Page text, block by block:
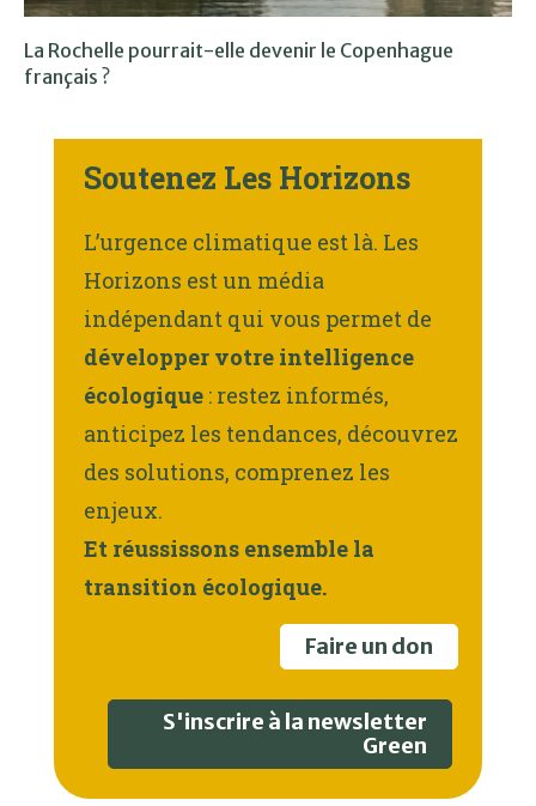
La Rochelle pourrait-elle devenir le Copenhague
français ?
Soutenez Les Horizons
L’urgence climatique est là. Les
Horizons est un média
indépendant qui vous permet de
développer votre intelligence
écologique : restez informés,
anticipez les tendances, découvrez
des solutions, comprenez les
enjeux.
Et réussissons ensemble la
transition écologique.
Faire un don
S'inscrire à la newsletter
Green